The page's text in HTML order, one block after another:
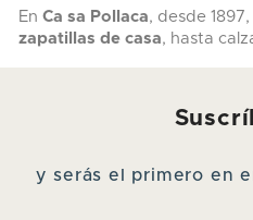
En Ca sa Pollaca, desde
zapatillas de casa, hasta
y serás el primero en